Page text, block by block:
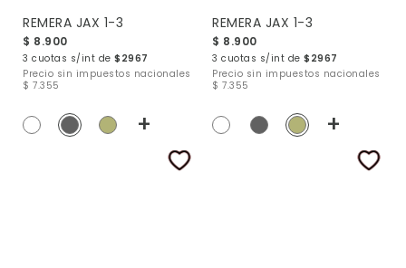
REMERA JAX 1-3
$ 8.900
3 cuotas s/int de $2967
Precio sin impuestos nacionales
$ 7.355
+
REMERA JAX 1-3
$ 8.900
3 cuotas s/int de $2967
Precio sin impuestos nacionales
$ 7.355
+